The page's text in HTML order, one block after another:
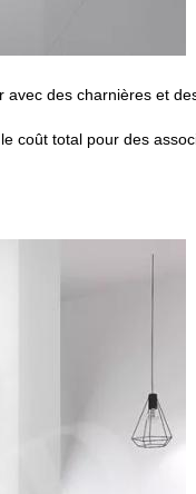
des charnières et
coût total pour des